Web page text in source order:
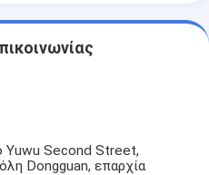
Yuwu Second Street,
Dongguan, επαρχία